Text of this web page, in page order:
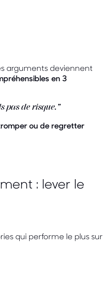
arguments deviennent
en 3
pas de risque.”
ou de regretter
: lever le
qui performe le plus sur